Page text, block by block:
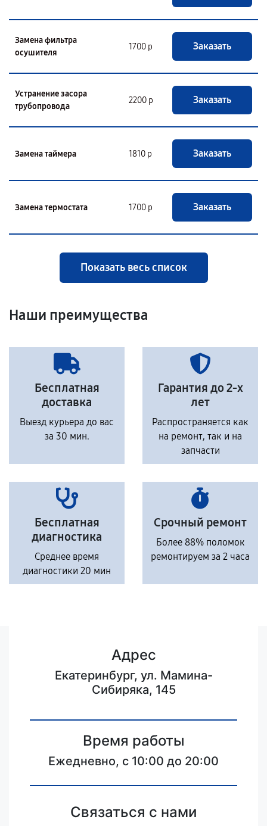
Замена фильтра
осушителя
1700 р Заказать
Устранение засора
трубопровода
2200 р Заказать
Замена таймера 1810 р Заказать
Замена термостата 1700 р Заказать
Показать весь список
Наши преимущества
Бесплатная
доставка
Выезд курьера до вас
за 30 мин.
Гарантия до 2-х
лет
Распространяется как
на ремонт, так и на
запчасти
Бесплатная
диагностика
Среднее время
диагностики 20 мин
Срочный ремонт
Более 88% поломок
ремонтируем за 2 часа
Адрес
Екатеринбург, ул. Мамина-
Сибиряка, 145
Время работы
Ежедневно, с 10:00 до 20:00
Связаться с нами